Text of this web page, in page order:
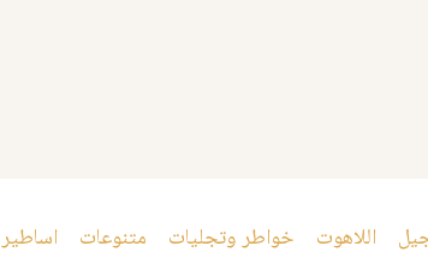
اللاهوت خواطر وتجليات متنوعات اساطير